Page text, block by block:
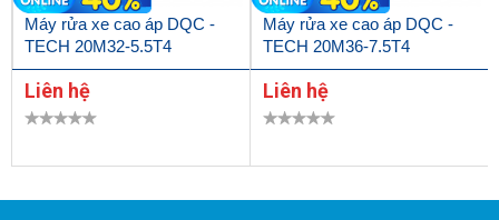
để được tư vấn kỹ và hướng dẫn mua hàng.
Máy rửa xe cao áp DQC -
TECH 20M32-5.5T4
Liên hệ
Máy rửa xe cao áp DQC -
TECH 20M36-7.5T4
Liên hệ